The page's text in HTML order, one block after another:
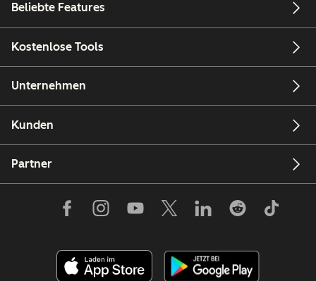
Beliebte Features
Kostenlose Tools
Unternehmen
Kunden
Partner